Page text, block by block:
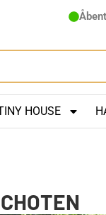
HOUSE